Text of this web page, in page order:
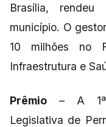
Brasília,
município. O
10 milhões no
Infraestrutura e
Prêmio – A 1ª
Legislativa de